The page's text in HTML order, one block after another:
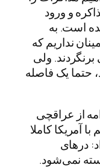
و ورود
است. به
نداریم که
ولی
حتما یک فاصله
از عراقچی
آمریکا کاملا
درهای
نمی‌شود.